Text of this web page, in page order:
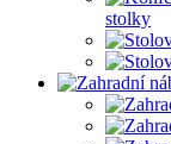
stolky